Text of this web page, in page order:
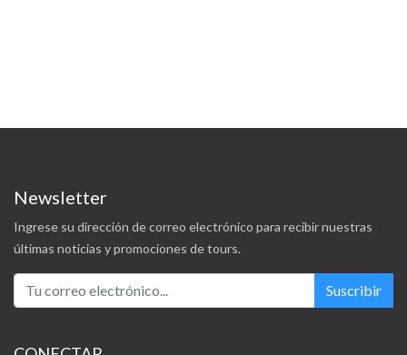
Newsletter
Ingrese su dirección de correo electrónico para recibir nuestras
últimas noticias y promociones de tours.
Suscribir